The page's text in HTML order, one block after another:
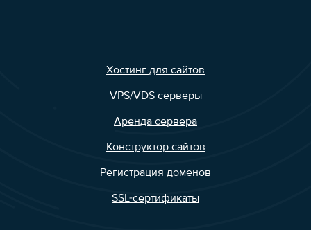
Хостинг для сайтов
VPS/VDS серверы
Аренда сервера
Конструктор сайтов
Регистрация доменов
SSL-сертификаты